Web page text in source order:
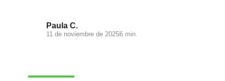
Paula C.
11 de noviembre de 20256 min.